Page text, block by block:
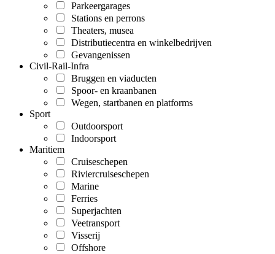
Parkeergarages
Stations en perrons
Theaters, musea
Distributiecentra en winkelbedrijven
Gevangenissen
Civil-Rail-Infra
Bruggen en viaducten
Spoor- en kraanbanen
Wegen, startbanen en platforms
Sport
Outdoorsport
Indoorsport
Maritiem
Cruiseschepen
Riviercruiseschepen
Marine
Ferries
Superjachten
Veetransport
Visserij
Offshore